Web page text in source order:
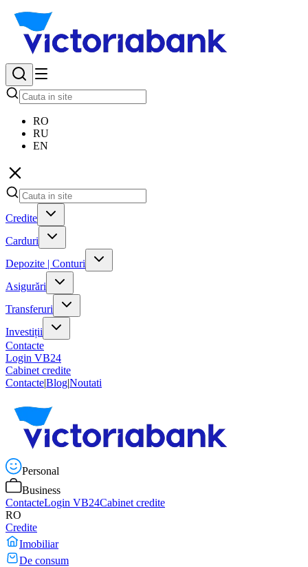
RO
RU
EN
Credite
Carduri
Depozite | Conturi
Asigurări
Transferuri
Investiții
Contacte
Login VB24
Cabinet credite
Contacte|Blog|Noutati
Personal
Business
ContacteLogin VB24Cabinet credite
RO
Credite
Imobiliar
De consum